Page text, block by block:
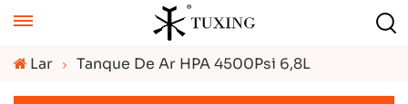
Lar Tanque De Ar HPA 4500Psi 6,8L